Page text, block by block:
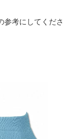
考にしてくださ